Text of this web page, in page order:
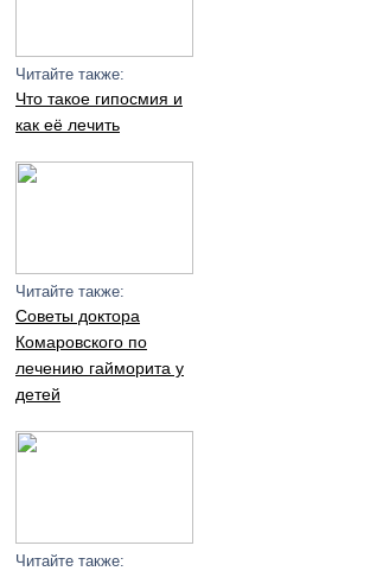
Читайте также:
Что такое гипосмия и
как её лечить
Читайте также:
Советы доктора
Комаровского по
лечению гайморита у
детей
Читайте также: